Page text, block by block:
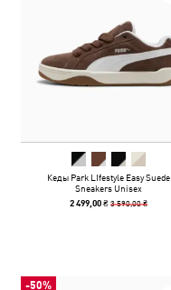
Кеды Park LIfestyle Easy Suede
Sneakers Unisex
2 499,00 ₴3 590,00 ₴
-50%